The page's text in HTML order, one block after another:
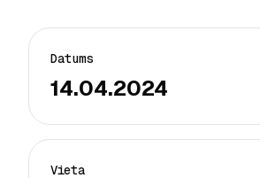
Datums
14.04.2024
Vieta